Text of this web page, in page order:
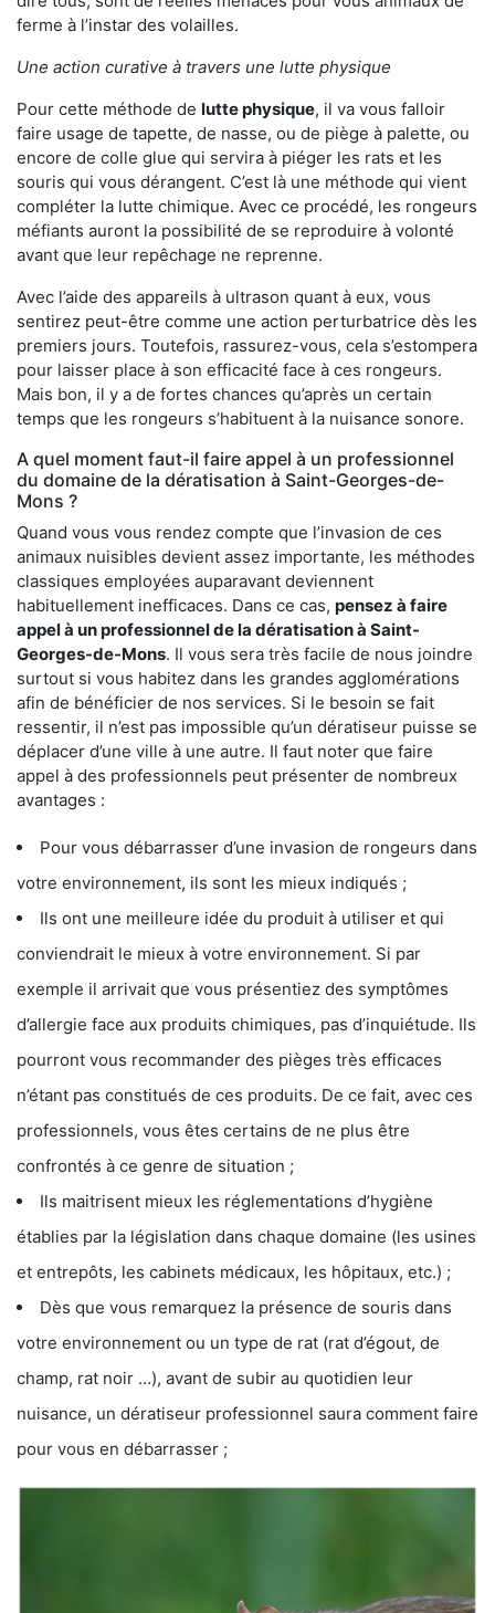
ferme à l’instar des volailles.
Une action curative à travers une lutte physique
Pour cette méthode de lutte physique, il va vous falloir
faire usage de tapette, de nasse, ou de piège à palette, ou
encore de colle glue qui servira à piéger les rats et les
souris qui vous dérangent. C’est là une méthode qui vient
compléter la lutte chimique. Avec ce procédé, les rongeurs
méfiants auront la possibilité de se reproduire à volonté
avant que leur repêchage ne reprenne.
Avec l’aide des appareils à ultrason quant à eux, vous
sentirez peut-être comme une action perturbatrice dès les
premiers jours. Toutefois, rassurez-vous, cela s’estompera
pour laisser place à son efficacité face à ces rongeurs.
Mais bon, il y a de fortes chances qu’après un certain
temps que les rongeurs s’habituent à la nuisance sonore.
A quel moment faut-il faire appel à un professionnel
du domaine de la dératisation à Saint-Georges-de-
Mons ?
Quand vous vous rendez compte que l’invasion de ces
animaux nuisibles devient assez importante, les méthodes
classiques employées auparavant deviennent
habituellement inefficaces. Dans ce cas, pensez à faire
appel à un professionnel de la dératisation à Saint-
Georges-de-Mons. Il vous sera très facile de nous joindre
surtout si vous habitez dans les grandes agglomérations
afin de bénéficier de nos services. Si le besoin se fait
ressentir, il n’est pas impossible qu’un dératiseur puisse se
déplacer d’une ville à une autre. Il faut noter que faire
appel à des professionnels peut présenter de nombreux
avantages :
Pour vous débarrasser d’une invasion de rongeurs dans
votre environnement, ils sont les mieux indiqués ;
Ils ont une meilleure idée du produit à utiliser et qui
conviendrait le mieux à votre environnement. Si par
exemple il arrivait que vous présentiez des symptômes
d’allergie face aux produits chimiques, pas d’inquiétude. Ils
pourront vous recommander des pièges très efficaces
n’étant pas constitués de ces produits. De ce fait, avec ces
professionnels, vous êtes certains de ne plus être
confrontés à ce genre de situation ;
Ils maitrisent mieux les réglementations d’hygiène
établies par la législation dans chaque domaine (les usines
et entrepôts, les cabinets médicaux, les hôpitaux, etc.) ;
Dès que vous remarquez la présence de souris dans
votre environnement ou un type de rat (rat d’égout, de
champ, rat noir …), avant de subir au quotidien leur
nuisance, un dératiseur professionnel saura comment faire
pour vous en débarrasser ;